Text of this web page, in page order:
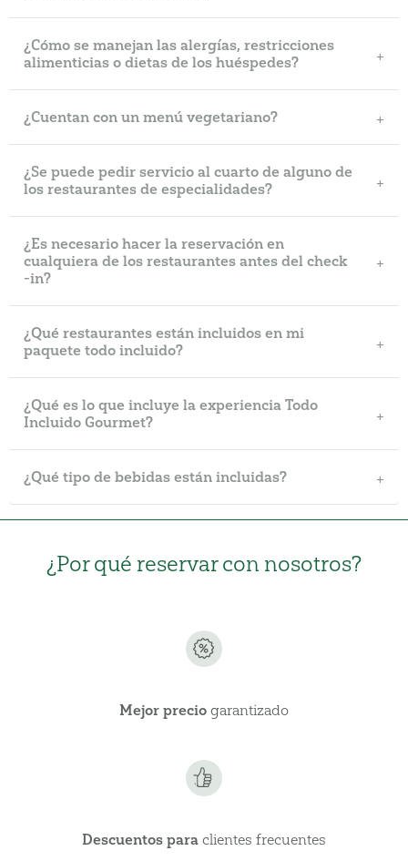
¿Cómo se manejan las alergías, restricciones
alimenticias o dietas de los huéspedes?
¿Cuentan con un menú vegetariano?
¿Se puede pedir servicio al cuarto de alguno de
los restaurantes de especialidades?
¿Es necesario hacer la reservación en
cualquiera de los restaurantes antes del check
-in?
¿Qué restaurantes están incluidos en mi
paquete todo incluido?
¿Qué es lo que incluye la experiencia Todo
Incluido Gourmet?
¿Qué tipo de bebidas están incluidas?
¿Por qué reservar con nosotros?
Mejor precio garantizado
Descuentos para clientes frecuentes